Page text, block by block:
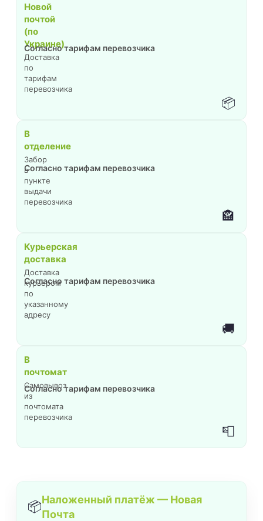
📦
Новой
почтой
(по
Украине)
Доставка
по
тарифам
перевозчика
Согласно тарифам перевозчика
🏤
В
отделение
Забор
в
пункте
выдачи
перевозчика
Согласно тарифам перевозчика
🚚
Курьерская
доставка
Доставка
курьером
по
указанному
адресу
Согласно тарифам перевозчика
📮
В
почтомат
Самовывоз
из
почтомата
перевозчика
Согласно тарифам перевозчика
📦Наложенный платёж — Новая
Почта